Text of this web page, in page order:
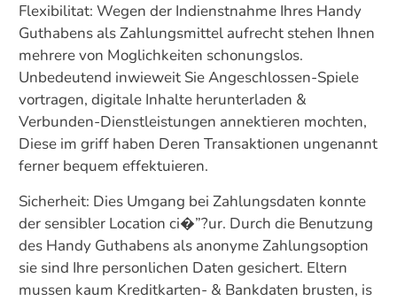
Flexibilitat: Wegen der Indienstnahme Ihres Handy
Guthabens als Zahlungsmittel aufrecht stehen Ihnen
mehrere von Moglichkeiten schonungslos.
Unbedeutend inwieweit Sie Angeschlossen-Spiele
vortragen, digitale Inhalte herunterladen &
Verbunden-Dienstleistungen annektieren mochten,
Diese im griff haben Deren Transaktionen ungenannt
ferner bequem effektuieren.
Sicherheit: Dies Umgang bei Zahlungsdaten konnte
der sensibler Location ci�”?ur. Durch die Benutzung
des Handy Guthabens als anonyme Zahlungsoption
sie sind Ihre personlichen Daten gesichert. Eltern
mussen kaum Kreditkarten- & Bankdaten brusten, is